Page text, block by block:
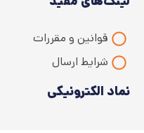
قوانین و مقررات
شرایط ارسال
نماد الکترونیکی